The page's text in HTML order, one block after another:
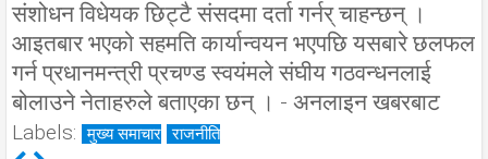
संशोधन विधेयक छिट्टै संसदमा दर्ता गर्नर् चाहन्छन् ।
आइतबार भएको सहमति कार्यान्वयन भएपछि यसबारे छलफल
गर्न प्रधानमन्त्री प्रचण्ड स्वयंमले संघीय गठवन्धनलाई
बोलाउने नेताहरुले बताएका छन् । - अनलाइन खबरबाट
Labels: मुख्य समाचार राजनीति